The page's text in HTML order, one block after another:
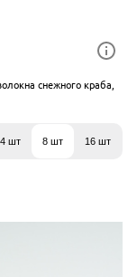
снежного краба,
4 шт 8 шт 16 шт